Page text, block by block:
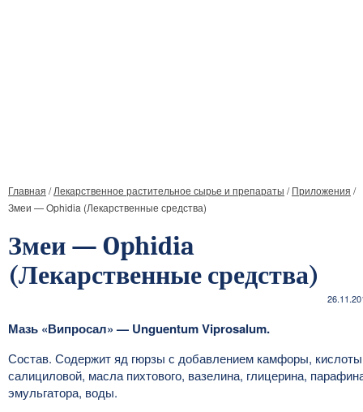
Главная /Лекарственное растительное сырье и препараты /Приложения /
Змеи — Ophidia (Лекарственные средства)
Змеи — Ophidia
(Лекарственные средства)
Мазь «Випросал» — Unguentum Viprosalum.
Состав. Содержит яд гюрзы с добавлением камфоры, кислоты
салициловой, масла пихтового, вазелина, глицерина,
эмульгатора, воды.